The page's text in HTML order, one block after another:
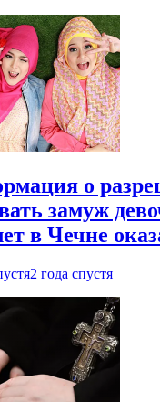
о
замуж
в Чечне
2 года спустя